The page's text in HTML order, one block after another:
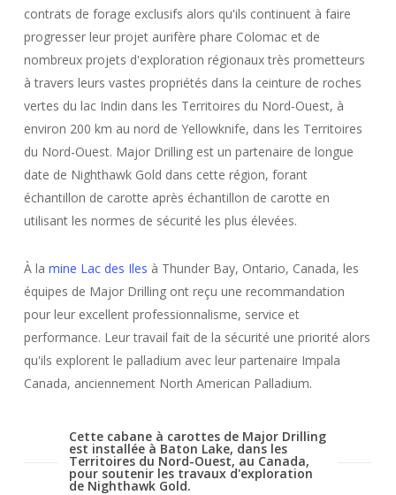
contrats de forage exclusifs alors qu'ils continuent à faire
progresser leur projet aurifère phare Colomac et de
nombreux projets d'exploration régionaux très prometteurs
à travers leurs vastes propriétés dans la ceinture de roches
vertes du lac Indin dans les Territoires du Nord-Ouest, à
environ 200 km au nord de Yellowknife, dans les Territoires
du Nord-Ouest. Major Drilling est un partenaire de longue
date de Nighthawk Gold dans cette région, forant
échantillon de carotte après échantillon de carotte en
utilisant les normes de sécurité les plus élevées.
À la mine Lac des Iles à Thunder Bay, Ontario, Canada, les
équipes de Major Drilling ont reçu une recommandation
pour leur excellent professionnalisme, service et
performance. Leur travail fait de la sécurité une priorité alors
qu'ils explorent le palladium avec leur partenaire Impala
Canada, anciennement North American Palladium.
Cette cabane à carottes de Major Drilling
est installée à Baton Lake, dans les
Territoires du Nord-Ouest, au Canada,
pour soutenir les travaux d'exploration
de Nighthawk Gold.